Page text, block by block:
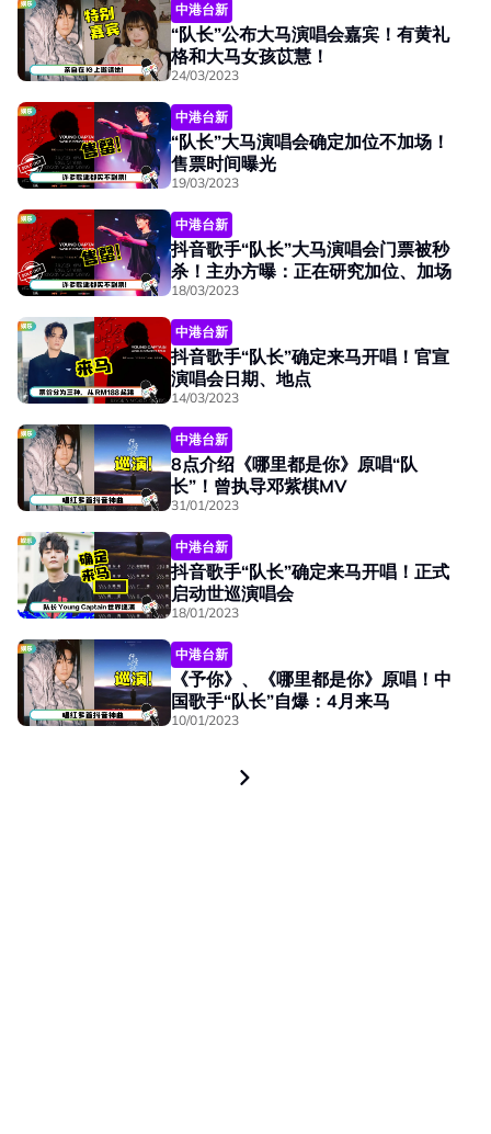
中港台新
“队长”公布大马演唱会嘉宾！有黄礼
格和大马女孩苡慧！
24/03/2023
中港台新
“队长”大马演唱会确定加位不加场！
售票时间曝光
19/03/2023
中港台新
抖音歌手“队长”大马演唱会门票被秒
杀！主办方曝：正在研究加位、加场
18/03/2023
中港台新
抖音歌手“队长”确定来马开唱！官宣
演唱会日期、地点
14/03/2023
中港台新
8点介绍《哪里都是你》原唱“队
长”！曾执导邓紫棋MV
31/01/2023
中港台新
抖音歌手“队长”确定来马开唱！正式
启动世巡演唱会
18/01/2023
中港台新
《予你》、《哪里都是你》原唱！中
国歌手“队长”自爆：4月来马
10/01/2023